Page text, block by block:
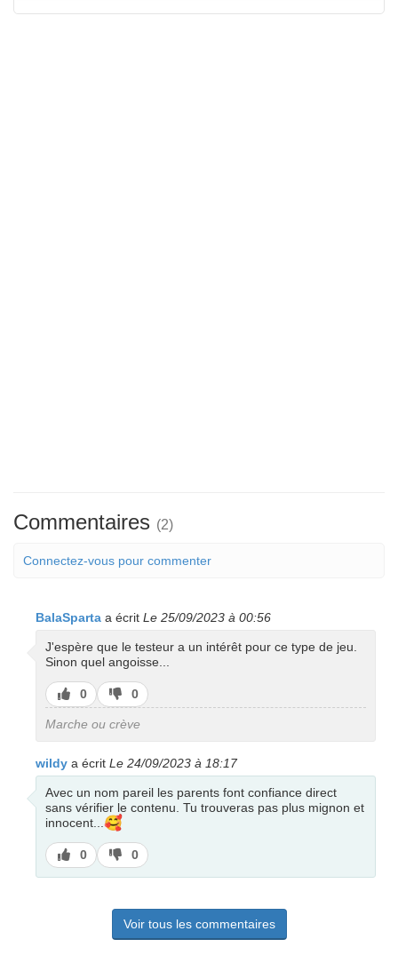
Commentaires (2)
Connectez-vous pour commenter
BalaSparta a écrit Le 25/09/2023 à 00:56
J'espère que le testeur a un intérêt pour ce type de jeu.
Sinon quel angoisse...
J’aime
0
J’aime
pas
0
Marche ou crève
wildy a écrit Le 24/09/2023 à 18:17
Avec un nom pareil les parents font confiance direct
sans vérifier le contenu. Tu trouveras pas plus mignon et
innocent... 🥰
J’aime
0
J’aime
pas
0
Voir tous les commentaires